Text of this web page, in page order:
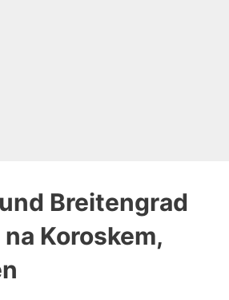
Breitengrad
Koroskem,